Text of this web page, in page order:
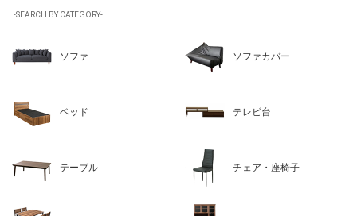
-SEARCH BY CATEGORY-
ソファ ソファカバー
ベッド テレビ台
テーブル チェア・座椅子